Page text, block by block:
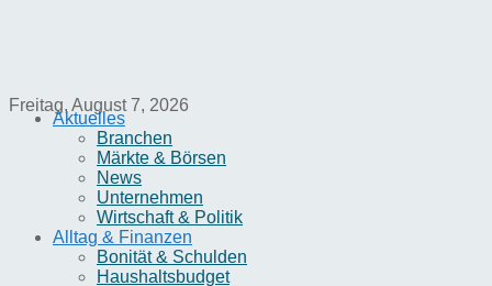
Freitag, August 7, 2026
Aktuelles
Branchen
Märkte & Börsen
News
Unternehmen
Wirtschaft & Politik
Alltag & Finanzen
Bonität & Schulden
Haushaltsbudget